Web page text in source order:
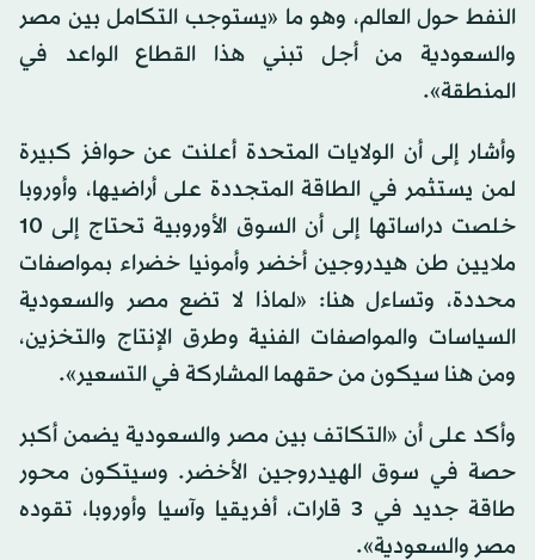
النفط حول العالم، وهو ما «يستوجب التكامل بين مصر
والسعودية من أجل تبني هذا القطاع الواعد في
المنطقة».
وأشار إلى أن الولايات المتحدة أعلنت عن حوافز كبيرة
لمن يستثمر في الطاقة المتجددة على أراضيها، وأوروبا
خلصت دراساتها إلى أن السوق الأوروبية تحتاج إلى 10
ملايين طن هيدروجين أخضر وأمونيا خضراء بمواصفات
محددة، وتساءل هنا: «لماذا لا تضع مصر والسعودية
السياسات والمواصفات الفنية وطرق الإنتاج والتخزين،
ومن هنا سيكون من حقهما المشاركة في التسعير».
وأكد على أن «التكاتف بين مصر والسعودية يضمن أكبر
حصة في سوق الهيدروجين الأخضر. وسيتكون محور
طاقة جديد في 3 قارات، أفريقيا وآسيا وأوروبا، تقوده
مصر والسعودية».